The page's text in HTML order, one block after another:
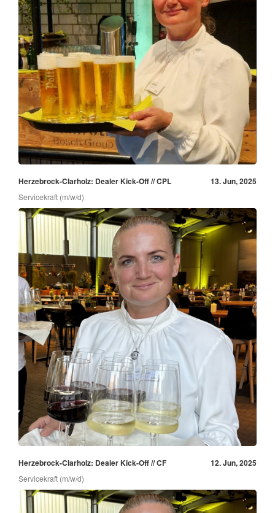
Herzebrock-Clarholz: Dealer Kick-Off // CPL 13. Jun, 2025
Servicekraft (m/w/d)
Herzebrock-Clarholz: Dealer Kick-Off // CF 12. Jun, 2025
Servicekraft (m/w/d)